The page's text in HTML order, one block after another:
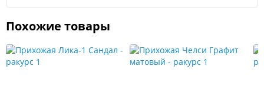
Похожие товары